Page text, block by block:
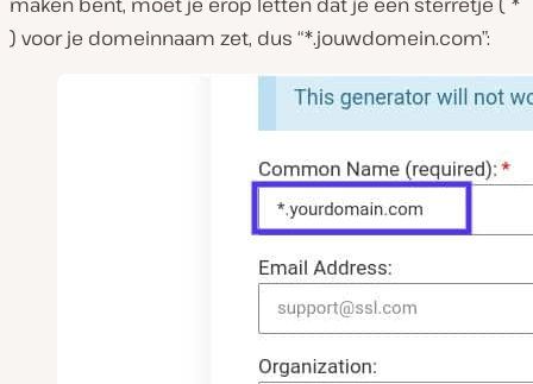
) voor je domeinnaam zet, dus “*.jouwdomein.com”: